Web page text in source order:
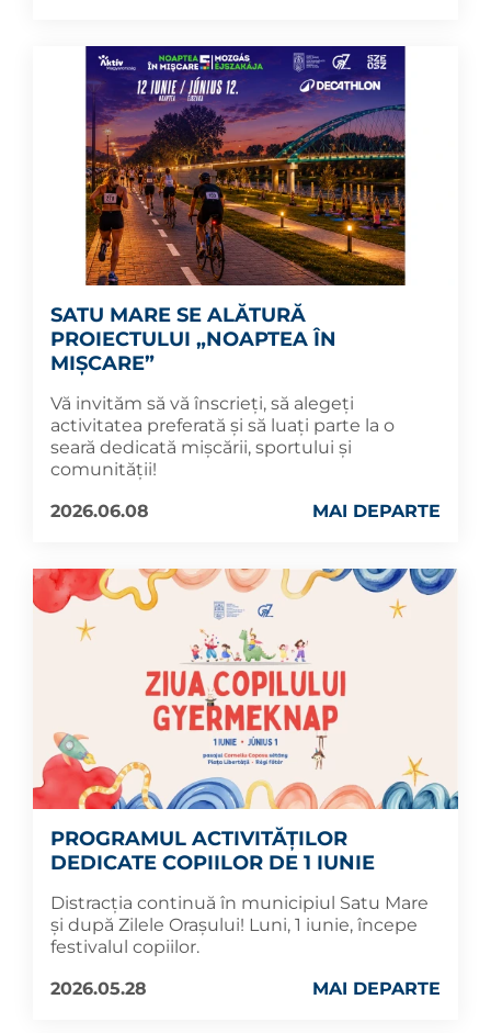
SATU MARE SE ALĂTURĂ
PROIECTULUI „NOAPTEA ÎN
MIȘCARE”
Vă invităm să vă înscrieți, să alegeți
activitatea preferată și să luați parte la o
seară dedicată mișcării, sportului și
comunității!
2026.06.08
MAI DEPARTE
PROGRAMUL ACTIVITĂȚILOR
DEDICATE COPIILOR DE 1 IUNIE
Distracția continuă în municipiul Satu Mare
și după Zilele Orașului! Luni, 1 iunie, începe
festivalul copiilor.
2026.05.28
MAI DEPARTE